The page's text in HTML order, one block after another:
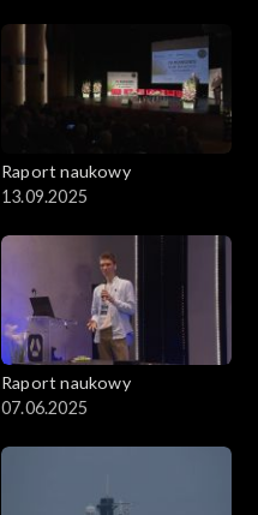
Raport naukowy
13.09.2025
Raport naukowy
07.06.2025